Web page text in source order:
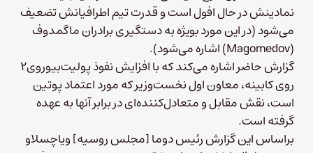
نمادینش در حال افول است و قدرت تیم اطرافیانش تضعیف
می‌شود (در این مورد بویژه به دستگیری برادران ماگمدوف
(Magomedov) اشاره می‌شود).
گزارش حاضر اشاره می‌کند که با افزایش نفوذ پولیت‌بیوروی۲
روی کابینه، معاون اول نخست‌وزیر که مورد اعتماد پوتین
است، نقش مقابل و متعادل‌کننده‌ای در برابر آنها به عهده
گرفته است.
براساس این گزارش رئیس‌ دوما [مجلس روسیه] ویاچسلاو